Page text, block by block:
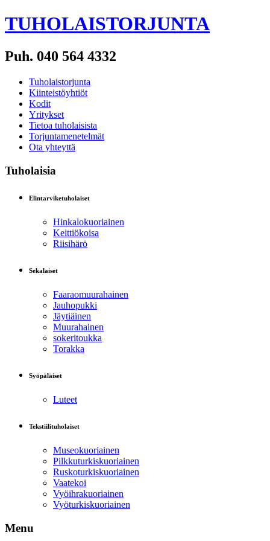
TUHOLAISTORJUNTA
Puh. 040 564 4332
Tuholaistorjunta
Kiinteistöyhtiöt
Kodit
Yritykset
Tietoa tuholaisista
Torjuntamenetelmät
Ota yhteyttä
Tuholaisia
Elintarviketuholaiset
Hinkalokuoriainen
Keittiökoisa
Riisihärö
Sekalaiset
Faaraomuurahainen
Jauhopukki
Jäytiäinen
Muurahainen
sokeritoukka
Torakka
Syöpäläiset
Luteet
Tekstiilituholaiset
Museokuoriainen
Pilkkuturkiskuoriainen
Ruskoturkiskuoriainen
Vaatekoi
Vyöihrakuoriainen
Vyöturkiskuoriainen
Menu